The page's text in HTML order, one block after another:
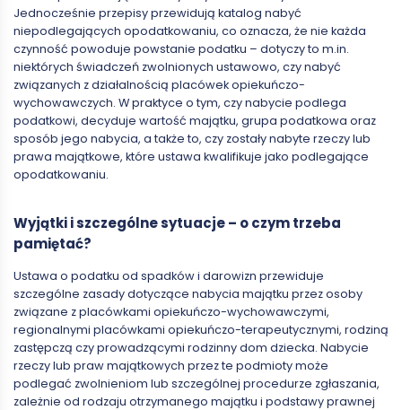
Jednocześnie przepisy przewidują katalog nabyć
niepodlegających opodatkowaniu, co oznacza, że nie każda
czynność powoduje powstanie podatku – dotyczy to m.in.
niektórych świadczeń zwolnionych ustawowo, czy nabyć
związanych z działalnością placówek opiekuńczo-
wychowawczych. W praktyce o tym, czy nabycie podlega
podatkowi, decyduje wartość majątku, grupa podatkowa oraz
sposób jego nabycia, a także to, czy zostały nabyte rzeczy lub
prawa majątkowe, które ustawa kwalifikuje jako podlegające
opodatkowaniu.
Wyjątki i szczególne sytuacje – o czym trzeba
pamiętać?
Ustawa o podatku od spadków i darowizn przewiduje
szczególne zasady dotyczące nabycia majątku przez osoby
związane z placówkami opiekuńczo-wychowawczymi,
regionalnymi placówkami opiekuńczo-terapeutycznymi, rodziną
zastępczą czy prowadzącymi rodzinny dom dziecka. Nabycie
rzeczy lub praw majątkowych przez te podmioty może
podlegać zwolnieniom lub szczególnej procedurze zgłaszania,
zależnie od rodzaju otrzymanego majątku i podstawy prawnej